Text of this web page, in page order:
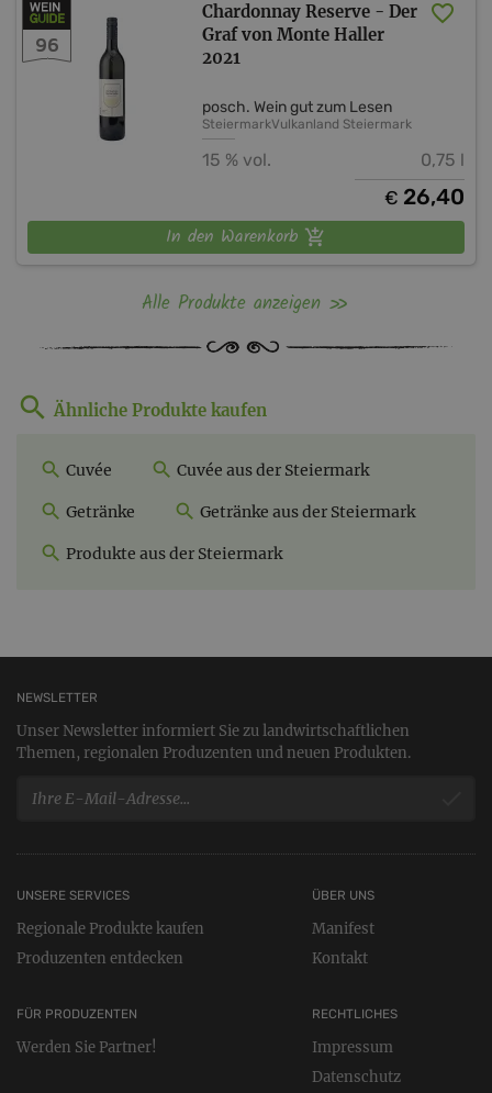
Chardonnay Reserve - Der
Graf von Monte Haller
2021
posch. Wein gut zum Lesen
SteiermarkVulkanland Steiermark
15 % vol. 0,75 l
€ 26,40
96
In den Warenkorb
Alle Produkte anzeigen
Ähnliche Produkte kaufen
Cuvée Cuvée aus der Steiermark
Getränke Getränke aus der Steiermark
Produkte aus der Steiermark
NEWSLETTER
Unser Newsletter informiert Sie zu landwirtschaftlichen
Themen, regionalen Produzenten und neuen Produkten.
UNSERE SERVICES
Regionale Produkte kaufen
Produzenten entdecken
FÜR PRODUZENTEN
Werden Sie Partner!
RECHTLICHES
Impressum
Datenschutz
ÜBER UNS
Manifest
Kontakt